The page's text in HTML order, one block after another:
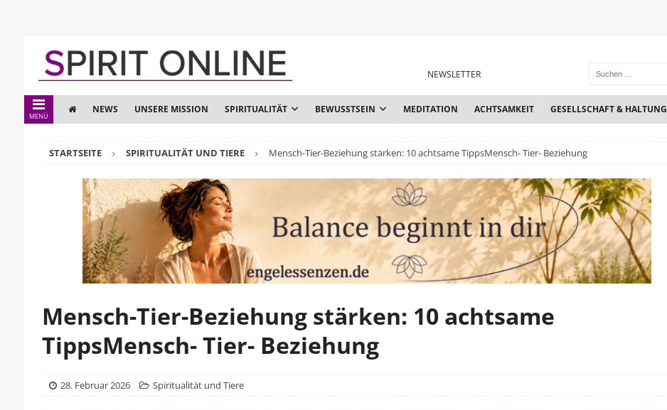
NEWSLETTER
MENÜ
NEWS UNSERE MISSION SPIRITUALITÄT BEWUSSTSEIN MEDITATION ACHTSAMKEIT GESELLSCHAFT & HALTUNG
STARTSEITE SPIRITUALITÄT UND TIERE Mensch-Tier-Beziehung stärken: 10 achtsame TippsMensch- Tier- Beziehung
Mensch-Tier-Beziehung stärken: 10 achtsame
TippsMensch- Tier- Beziehung
28. Februar 2026 Spiritualität und Tiere